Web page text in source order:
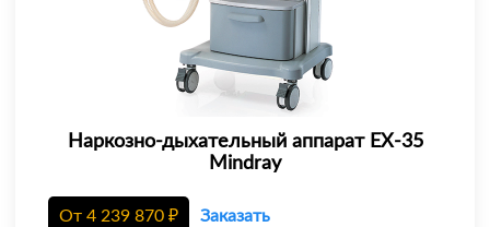
Наркозно-дыхательный аппарат EX-35
Mindray
От 4 239 870 ₽ Заказать